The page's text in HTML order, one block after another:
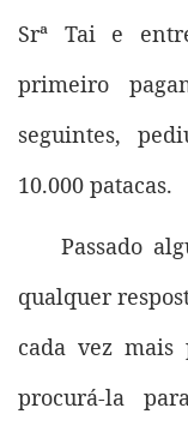
Srª Tai e
primeiro
seguintes,
10.000 patacas.
Passado
qualquer
cada vez mais
procurá-la